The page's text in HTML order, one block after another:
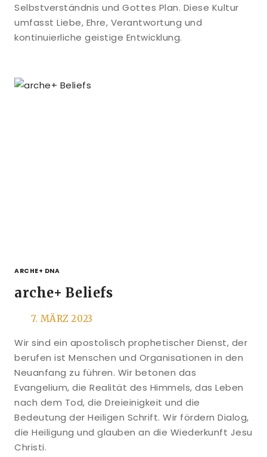
Selbstverständnis und Gottes Plan. Diese Kultur
umfasst Liebe, Ehre, Verantwortung und
kontinuierliche geistige Entwicklung.
ARCHE+ DNA
arche+ Beliefs
7. MÄRZ 2023
Wir sind ein apostolisch prophetischer Dienst, der
berufen ist Menschen und Organisationen in den
Neuanfang zu führen. Wir betonen das
Evangelium, die Realität des Himmels, das Leben
nach dem Tod, die Dreieinigkeit und die
Bedeutung der Heiligen Schrift. Wir fördern Dialog,
die Heiligung und glauben an die Wiederkunft Jesu
Christi.